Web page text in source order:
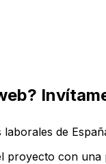
de
proyecto con una